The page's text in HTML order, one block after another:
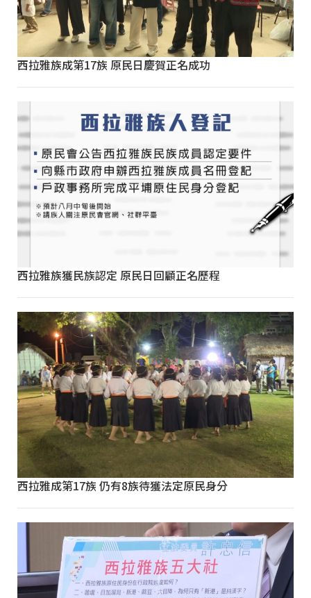
西拉雅族成第17族 原民日慶賀正名成功
西拉雅族獲民族認定 原民日回顧正名歷程
西拉雅成第17族 仍有8族待獲法定原民身分